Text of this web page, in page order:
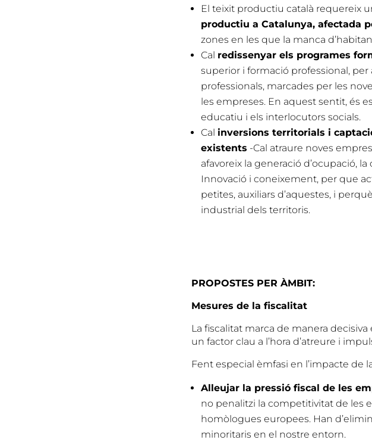
El teixit productiu català requereix
productiu a Catalunya, afectada
zones en les que la manca
Cal redissenyar els programes
superior i formació professional,
professionals, marcades per les
les empreses. En aquest sentit, és
educatiu i els interlocutors socials.
Cal inversions territorials i
existents -Cal atraure noves
afavoreix la generació d’ocupació,
Innovació i coneixement, per que
petites, auxiliars d’aquestes, i
industrial dels territoris.
PROPOSTES PER ÀMBIT:
Mesures de la fiscalitat
La fiscalitat marca de manera
un factor clau a l’hora d’atreure i
Fent especial èmfasi en l’impacte de
Alleujar la pressió fiscal de les
no penalitzi la competitivitat de les
homòlogues europees. Han
minoritaris en el nostre entorn.